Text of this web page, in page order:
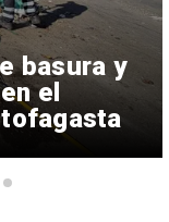
basura y
el